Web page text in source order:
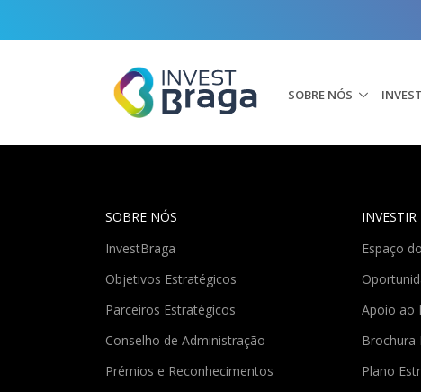
SOBRE NÓS
SOBRE NÓS
InvestBraga
Objetivos Estratégicos
Parceiros Estratégicos
Conselho de Administração
Prémios e Reconhecimentos
Espaço
Apoio ao
Brochura
Plano